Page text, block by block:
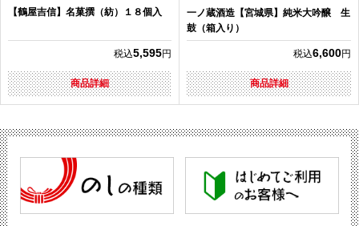
【鶴屋吉信】名菓撰（紡）１８個入
税込5,595円
商品詳細
一ノ蔵酒造【宮城県】純米大吟醸 生
鼓（箱入り）
税込6,600円
商品詳細